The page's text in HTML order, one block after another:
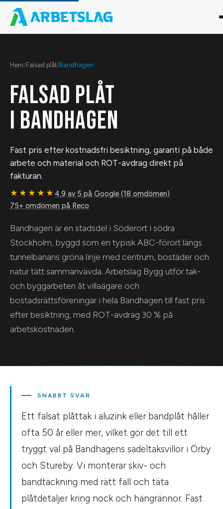
Hem/Falsad plåt/Bandhagen
FALSAD PLÅT
I BANDHAGEN
Fast pris efter kostnadsfri besiktning, garanti på både
arbete och material och ROT-avdrag direkt på
fakturan.
★★★★★ 4,9 av 5 på Google (18 omdömen)·
75+ omdömen på Reco
Bandhagen är en stadsdel i Söderort i södra
Stockholm, byggd som en typisk ABC-förort längs
tunnelbanans gröna linje med centrum, bostäder och
natur tätt sammanvävda. Arbetslag Bygg utför tak-
och byggarbeten åt villaägare och
bostadsrättsföreningar i hela Bandhagen till fast pris
efter besiktning, med ROT-avdrag 30 % på
arbetskostnaden.
SNABBT SVAR
Ett falsat plåttak i aluzink eller bandplåt håller
ofta 50 år eller mer, vilket gör det till ett
tryggt val på Bandhagens sadeltaksvillor i Örby
och Stureby. Vi monterar skiv- och
bandtäckning med rätt fall och täta
plåtdetaljer kring nock och hängrännor. Fast